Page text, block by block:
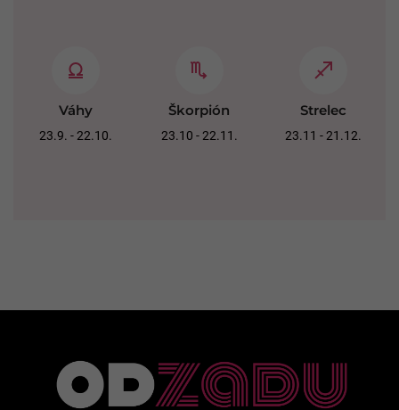
Váhy
23.9. - 22.10.
Škorpión
23.10 - 22.11.
Strelec
23.11 - 21.12.